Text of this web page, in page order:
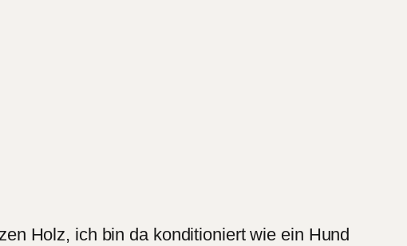
Holz, ich bin da konditioniert wie ein Hund